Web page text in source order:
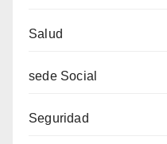
Salud
sede Social
Seguridad